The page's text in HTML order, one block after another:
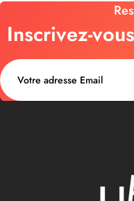
Inscrivez-